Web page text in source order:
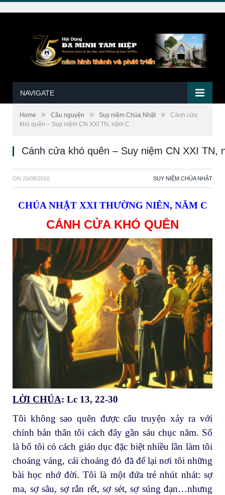
NAVIGATE
Home » Cầu nguyện » Suy niệm Chúa Nhật »
Cánh cửa
khó quên – Suy niệm CN XXI TN, năm C
Cánh cửa khó quên – Suy niệm CN XXI TN,
ON 20/08/2016 SUY NIỆM CHÚA NHẬT
CHÚA NHẬT XXI THƯỜNG NIÊN, NĂM C
CÁNH CỬA KHÓ QUÊN
LỜI CHÚA: Lc 13, 22-30
Tôi không sao quên được câu truyện xảy ra với
chính bản thân tôi cách đây gần sáu chục năm. Số
là bố tôi có cách giáo dục đặc biệt nhiều lần làm tôi
choáng váng, cái choáng đó đã để lại nơi tôi những
bài học nhớ đời. Tôi là một đứa trẻ nhút nhát: sợ
ma, sợ sâu, sợ rắn rết, sợ sét, sợ súng đạn…nhưng